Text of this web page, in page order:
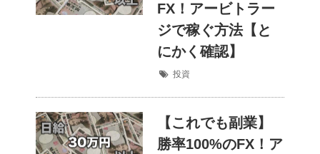
FX！アービトラー
ジで稼ぐ方法【と
にかく確認】
投資
【これでも副業】
勝率100%のFX！ア